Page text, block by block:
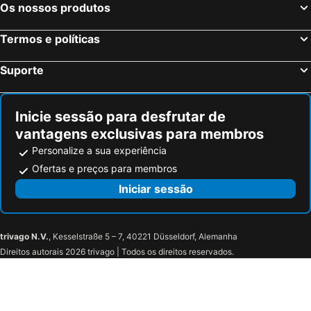
Genébra, Genébra Hotéis
Lucerna, Lucerna Hotéis
Lausanne, Vaud Hotéis
Cointrin, Genébra Hotéis
Berna, Berna Hotéis
Os nossos produtos
Termos e políticas
Suporte
Inicie sessão para desfrutar de
vantagens exclusivas para membros
Personalize a sua experiência
Ofertas e preços para membros
Iniciar sessão
trivago N.V., Kesselstraße 5 – 7, 40221 Düsseldorf, Alemanha
Direitos autorais 2026 trivago | Todos os direitos reservados.